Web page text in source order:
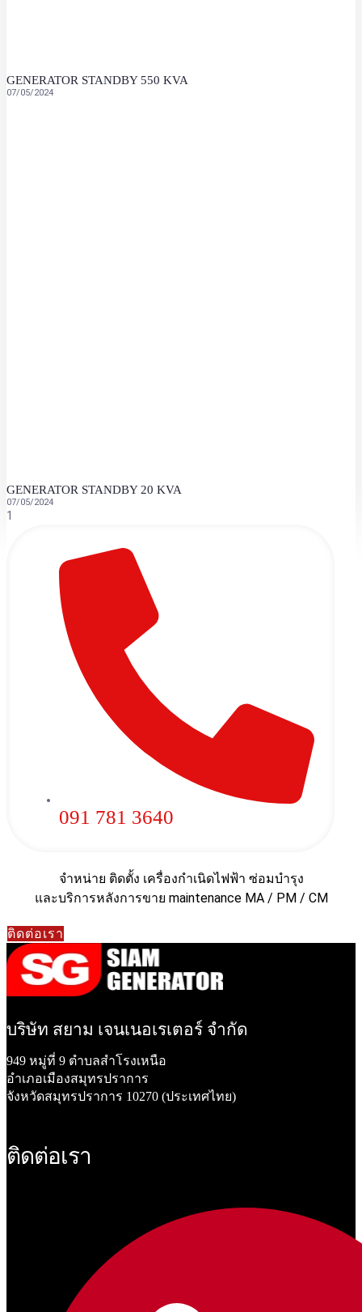
GENERATOR STANDBY 550 KVA
07/05/2024
GENERATOR STANDBY 20 KVA
07/05/2024
091 781 3640
จำหน่าย ติดตั้ง เครื่องกำเนิดไฟฟ้า ซ่อมบำรุง
และบริการหลังการขาย maintenance MA / PM / CM
ติดต่อเรา
บริษัท สยาม เจนเนอเรเตอร์ จำกัด
949 หมู่ที่ 9 ตำบลสำโรงเหนือ
อำเภอเมืองสมุทรปราการ
จังหวัดสมุทรปราการ 10270 (ประเทศไทย)
ติดต่อเรา